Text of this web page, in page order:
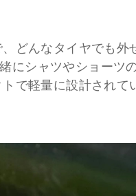
どんなタイヤでも外
にシャツやショーツ
で軽量に設計されて